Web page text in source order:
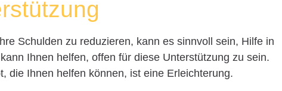
Schulden zu reduzieren, kann es sinnvoll sein, Hilfe in
Ihnen helfen, offen für diese Unterstützung zu sein.
die Ihnen helfen können, ist eine Erleichterung.